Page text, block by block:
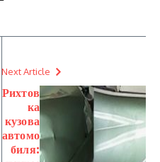
Next Article
Рихтов
ка
кузова
автомо
биля: